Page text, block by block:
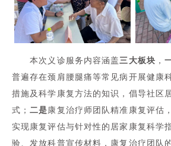
本次义诊服务内容涵盖三大板块 ，
普遍存在颈肩腰腿痛等常见病开展健康
措施及科学康复方法的知识，倡导社区
式；二是康复治疗师团队精准康复评估
实现康复评估与针对性的居家康复科学
验、发放科普宣传材料，康复治疗团队